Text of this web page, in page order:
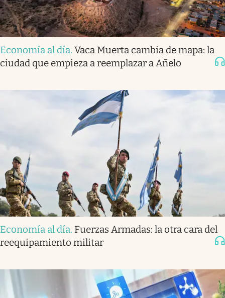
Economía al día. Vaca Muerta cambia de mapa: la
ciudad que empieza a reemplazar a Añelo
Economía al día. Fuerzas Armadas: la otra cara del
reequipamiento militar